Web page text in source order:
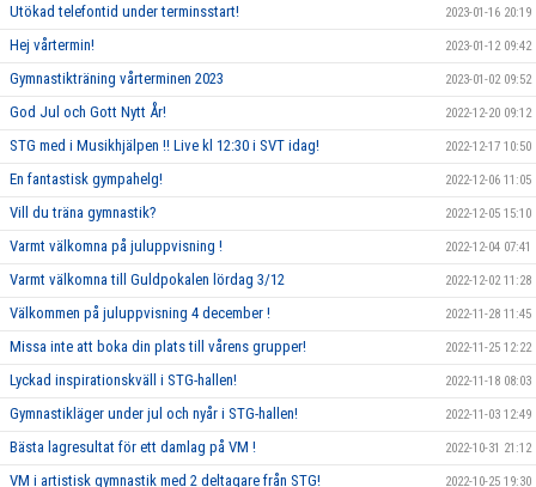
Utökad telefontid under terminsstart! 2023-01-16 20:19
Hej vårtermin! 2023-01-12 09:42
Gymnastikträning vårterminen 2023 2023-01-02 09:52
God Jul och Gott Nytt År! 2022-12-20 09:12
STG med i Musikhjälpen !! Live kl 12:30 i SVT idag! 2022-12-17 10:50
En fantastisk gympahelg! 2022-12-06 11:05
Vill du träna gymnastik? 2022-12-05 15:10
Varmt välkomna på juluppvisning ! 2022-12-04 07:41
Varmt välkomna till Guldpokalen lördag 3/12 2022-12-02 11:28
Välkommen på juluppvisning 4 december ! 2022-11-28 11:45
Missa inte att boka din plats till vårens grupper! 2022-11-25 12:22
Lyckad inspirationskväll i STG-hallen! 2022-11-18 08:03
Gymnastikläger under jul och nyår i STG-hallen! 2022-11-03 12:49
Bästa lagresultat för ett damlag på VM ! 2022-10-31 21:12
VM i artistisk gymnastik med 2 deltagare från STG! 2022-10-25 19:30